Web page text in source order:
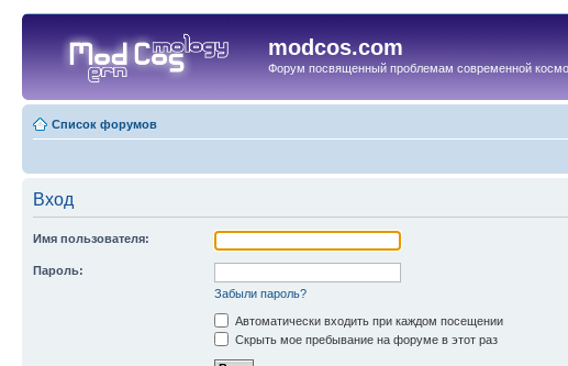
modcos.com
Форум посвященный проблемам современной
Список форумов
Вход
Имя пользователя:
Пароль:
Забыли пароль?
Автоматически входить при каждом посещении
Скрыть мое пребывание на форуме в этот раз